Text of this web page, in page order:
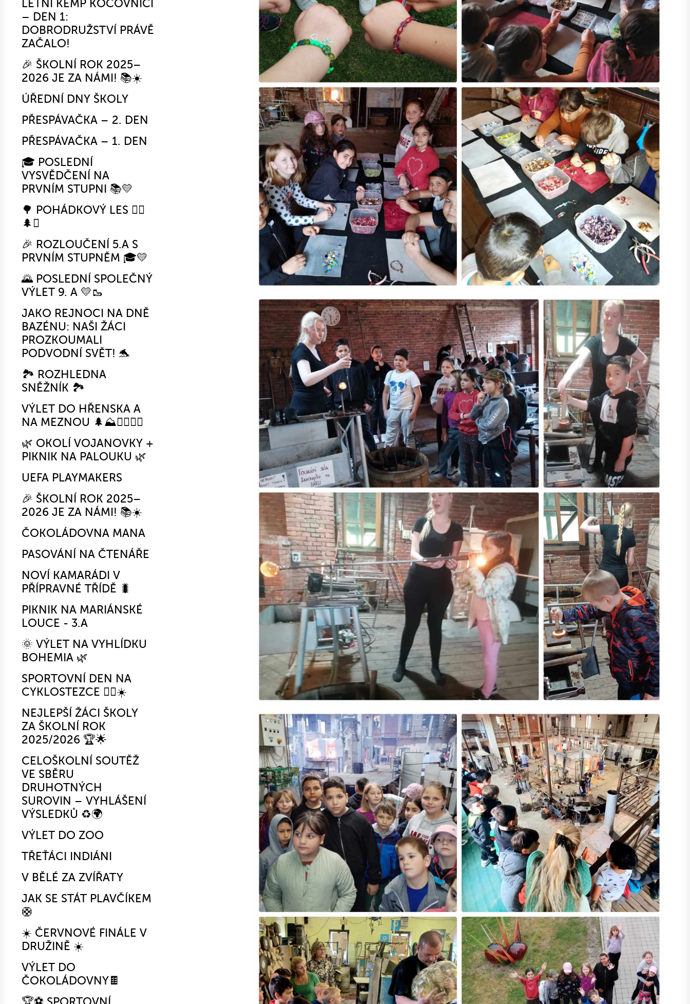
LETNÍ KEMP KOČOVNÍCI
– DEN 1:
DOBRODRUŽSTVÍ PRÁVĚ
ZAČALO!
🎉 ŠKOLNÍ ROK 2025–
2026 JE ZA NÁMI! 📚☀️
ÚŘEDNÍ DNY ŠKOLY
PŘESPÁVAČKA – 2. DEN
PŘESPÁVAČKA – 1. DEN
🎓 POSLEDNÍ
VYSVĚDČENÍ NA
PRVNÍM STUPNI 📚💛
🌳 POHÁDKOVÝ LES 🧚‍♀️
🌲✨
🎉 ROZLOUČENÍ 5.A S
PRVNÍM STUPNĚM 🎓💛
🌄 POSLEDNÍ SPOLEČNÝ
VÝLET 9. A 💛🥾
JAKO REJNOCI NA DNĚ
BAZÉNU: NAŠI ŽÁCI
PROZKOUMALI
PODVODNÍ SVĚT! 🐬
🏞️ ROZHLEDNA
SNĚŽNÍK 🏞️
VÝLET DO HŘENSKA A
NA MEZNOU 🌲⛰️🚶‍♂️🚶‍♀️
🌿 OKOLÍ VOJANOVKY +
PIKNIK NA PALOUKU 🌿
UEFA PLAYMAKERS
🎉 ŠKOLNÍ ROK 2025–
2026 JE ZA NÁMI! 📚☀️
ČOKOLÁDOVNA MANA
PASOVÁNÍ NA ČTENÁŘE
NOVÍ KAMARÁDI V
PŘÍPRAVNÉ TŘÍDĚ 🐛
PIKNIK NA MARIÁNSKÉ
LOUCE - 3.A
🌞 VÝLET NA VYHLÍDKU
BOHEMIA 🌿
SPORTOVNÍ DEN NA
CYKLOSTEZCE 🚴‍♂️☀️
NEJLEPŠÍ ŽÁCI ŠKOLY
ZA ŠKOLNÍ ROK
2025/2026 🏆🌟
CELOŠKOLNÍ SOUTĚŽ
VE SBĚRU
DRUHOTNÝCH
SUROVIN – VYHLÁŠENÍ
VÝSLEDKŮ ♻️🌍
VÝLET DO ZOO
TŘEŤÁCI INDIÁNI
V BĚLÉ ZA ZVÍŘATY
JAK SE STÁT PLAVČÍKEM
🛟
☀️ ČERVNOVÉ FINÁLE V
DRUŽINĚ ☀️
VÝLET DO
ČOKOLÁDOVNY🍫